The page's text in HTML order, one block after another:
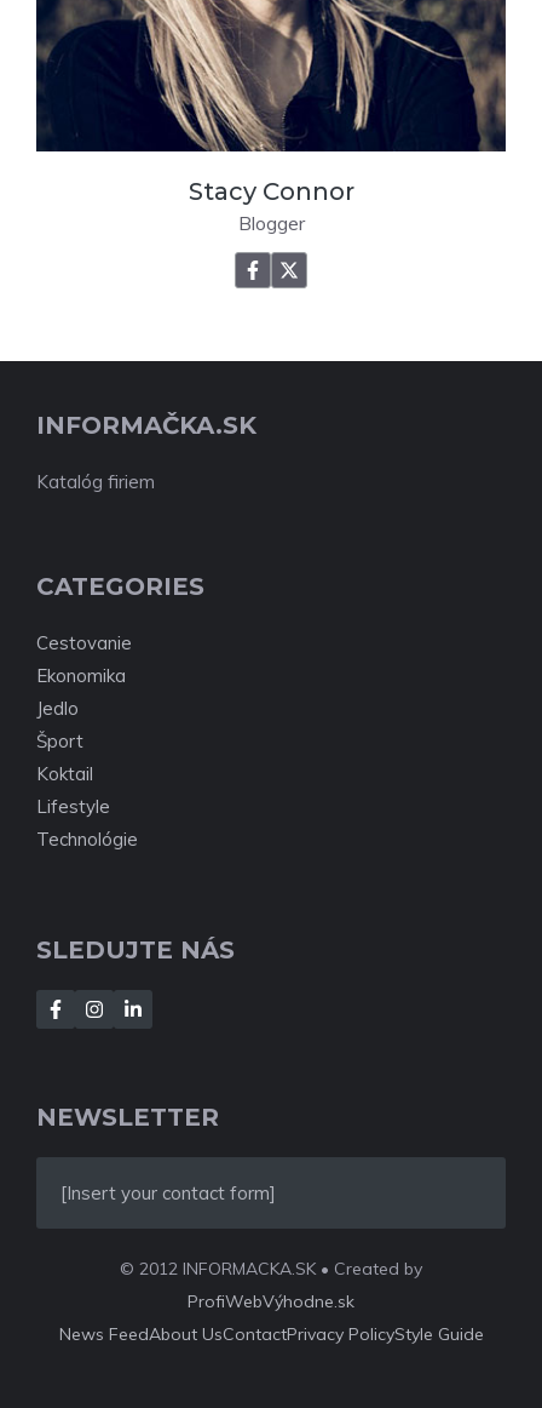
Stacy Connor
Blogger
INFORMAČKA.SK
Katalóg firiem
CATEGORIES
Cestovanie
Ekonomika
Jedlo
Šport
Koktail
Lifestyle
Technológie
SLEDUJTE NÁS
NEWSLETTER
[Insert your contact form]
© 2012 INFORMACKA.SK • Created by
ProfiWebVýhodne.sk
News FeedAbout UsContactPrivacy PolicyStyle Guide